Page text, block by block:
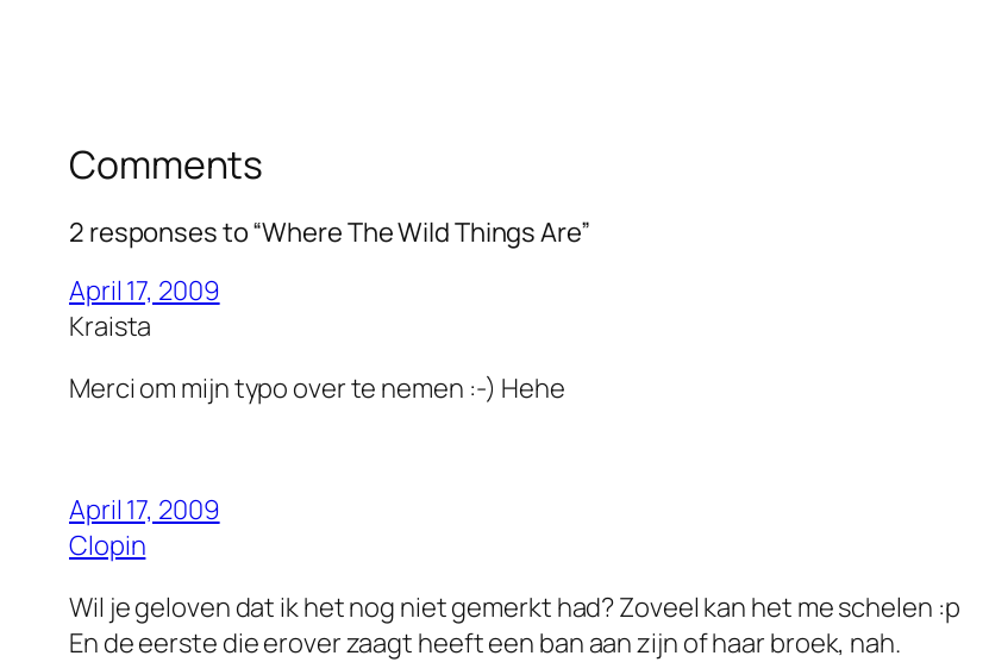
Comments
2 responses to “Where The Wild Things Are”
April 17, 2009
Kraista
Merci om mijn typo over te nemen :-) Hehe
April 17, 2009
Clopin
Wil je geloven dat ik het nog niet gemerkt had? Zoveel kan het me schelen :p
En de eerste die erover zaagt heeft een ban aan zijn of haar broek, nah.